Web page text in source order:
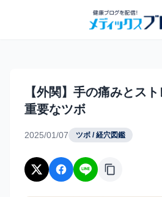
【外関】手の痛みとス
重要なツボ
2025/01/07 ツボ / 経穴図鑑